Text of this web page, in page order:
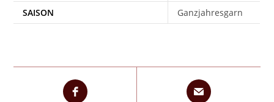
SAISON
Ganzjahresgarn